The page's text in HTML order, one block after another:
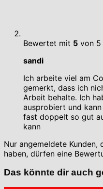
Bewertet mit 5 von 5
sandi
Ich arbeite viel am
gemerkt, dass ich
Arbeit behalte. Ich
ausprobiert und
fast doppelt so gut
kann
Nur angemeldete
haben, dürfen eine
Das könnte dir auch